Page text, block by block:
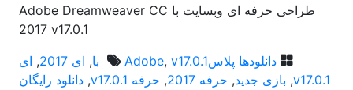
طراحی حرفه ای وبسایت با Adobe Dreamweaver CC
2017 v17.0.1
دانلودها پلاس
Adobe, v17.0.1 با , ای 2017 , ای
v17.0.1
, بازی جدید, حرفه 2017 , حرفه v17.0.1 ,دانلود رایگان